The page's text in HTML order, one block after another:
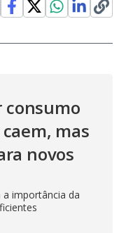
consumo
mas
novos
a importância da